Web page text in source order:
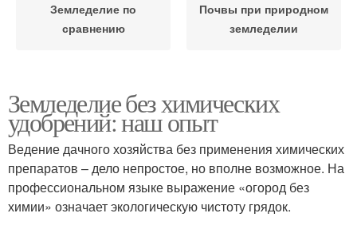
Земледелие по
сравнению
Почвы при природном
земледелии
Земледелие без химических
удобрений: наш опыт
Ведение дачного хозяйства без применения химических
препаратов – дело непростое, но вполне возможное. На
профессиональном языке выражение «огород без
химии» означает экологическую чистоту грядок.